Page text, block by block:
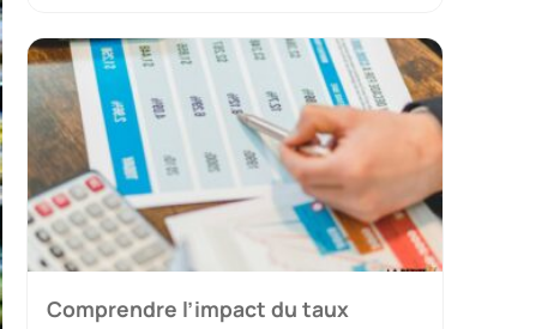
Comprendre l’impact du taux